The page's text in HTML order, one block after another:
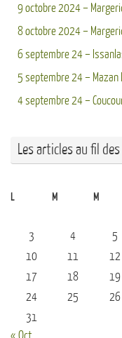
9 octobre 2024 –
8 octobre 2024 –
6 septembre 24 –
5 septembre 24 – Mazan
4 septembre 24 –
Les articles au fil
L
M M
3
4 5
10
11 12
17
18 19
24
25 26
31